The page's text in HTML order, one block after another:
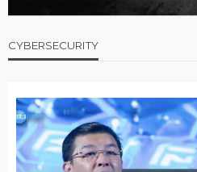
CYBERSECURITY